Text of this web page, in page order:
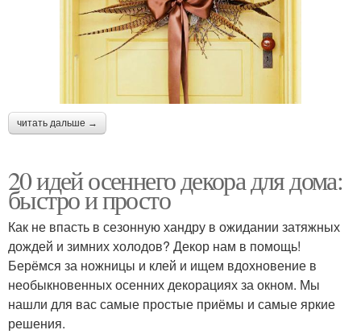
читать дальше →
20 идей осеннего декора для дома:
быстро и просто
Как не впасть в сезонную хандру в ожидании затяжных
дождей и зимних холодов? Декор нам в помощь!
Берёмся за ножницы и клей и ищем вдохновение в
необыкновенных осенних декорациях за окном. Мы
нашли для вас самые простые приёмы и самые яркие
решения.